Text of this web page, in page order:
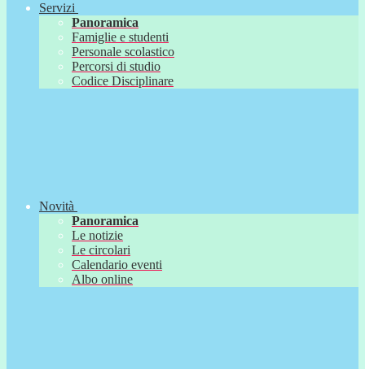
Servizi
Panoramica
Famiglie e studenti
Personale scolastico
Percorsi di studio
Codice Disciplinare
Novità
Panoramica
Le notizie
Le circolari
Calendario eventi
Albo online